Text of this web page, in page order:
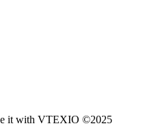
it with VTEXIO ©2025